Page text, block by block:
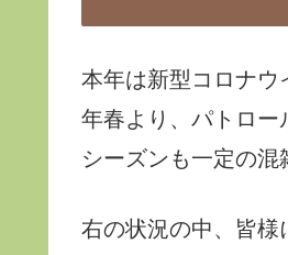
本年は新型コロナウ
年春より、パトロー
シーズンも一定の混
右の状況の中、皆様